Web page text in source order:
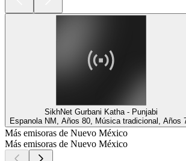
SikhNet Gurbani Katha - Punjabi
Espanola NM, Años 80, Música tradicional, Años
Más emisoras de Nuevo México
Más emisoras de Nuevo México